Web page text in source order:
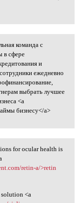
команда с
в сфере
и
ежедневно
выбрать лучшее
<a
бизнесу</a>
for ocular health is
retin-a/>retin
<a